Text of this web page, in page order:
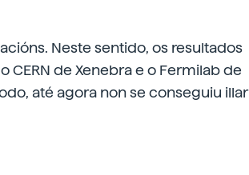
Neste sentido, os resultados
CERN de Xenebra e o Fermilab de
até agora non se conseguiu illar